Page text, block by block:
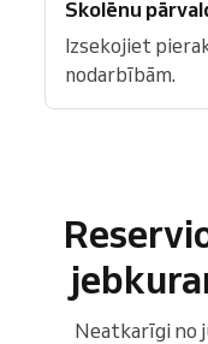
Skolēnu
Izsekojiet
nodarbībām.
Neatkarīgi no